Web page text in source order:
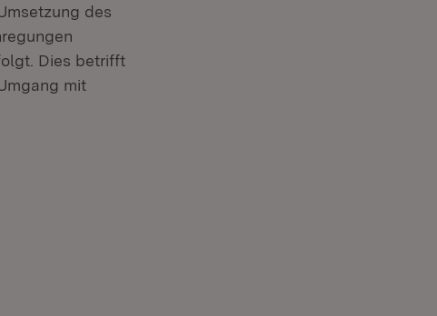
des
Dies betrifft
mit